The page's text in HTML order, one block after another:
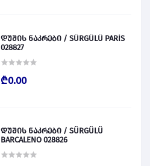
დუშის ნაკრები / SÜRGÜLÜ PARİS
028827
₾0.00
დუშის ნაკრები / SÜRGÜLÜ
BARCALENO 028826